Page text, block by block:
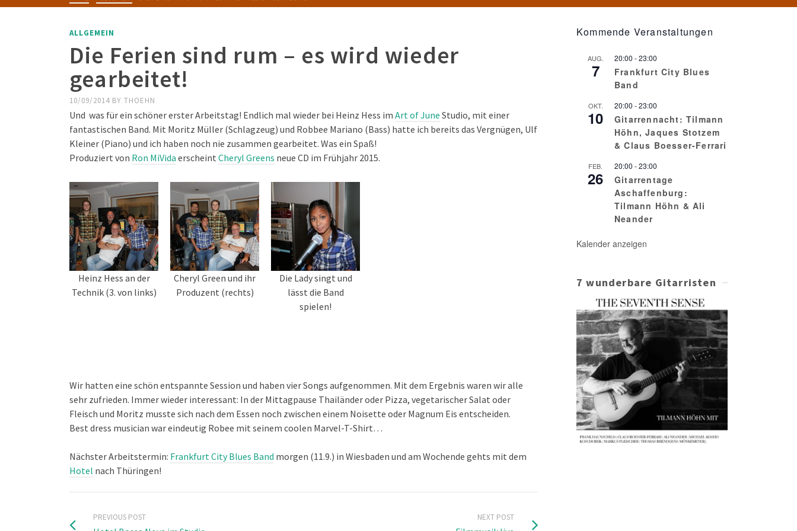
ALLGEMEIN
Die Ferien sind rum – es wird wieder
gearbeitet!
10/09/2014 BY THOEHN
Und was für ein schöner erster Arbeitstag! Endlich mal wieder bei Heinz Hess im Art of June Studio, mit einer
fantastischen Band. Mit Moritz Müller (Schlagzeug) und Robbee Mariano (Bass) hatte ich bereits das Vergnügen, Ulf
Kleiner (Piano) und ich haben noch nie zusammen gearbeitet. Was ein Spaß!
Produziert von Ron MiVida erscheint Cheryl Greens neue CD im Frühjahr 2015.
Heinz Hess an der
Technik (3. von links)
Cheryl Green und ihr
Produzent (rechts)
Die Lady singt und
lässt die Band
spielen!
Wir hatten eine schön entspannte Session und haben vier Songs aufgenommen. Mit dem Ergebnis waren wir alle
sehr zufrieden. Immer wieder interessant: In der Mittagpause Thailänder oder Pizza, vegetarischer Salat oder
Fleisch und Moritz musste sich nach dem Essen noch zwischen einem Noisette oder Magnum Eis entscheiden.
Best dress musician war eindeutig Robee mit seinem coolen Marvel-T-Shirt…
Nächster Arbeitstermin: Frankfurt City Blues Band morgen (11.9.) in Wiesbaden und am Wochende gehts mit dem
Hotel nach Thüringen!
PREVIOUS POST NEXT POST
Kommende Veranstaltungen
AUG.
7
20:00 -23:00
Frankfurt City Blues
Band
OKT.
10
20:00 -23:00
Gitarrennacht: Tilmann
Höhn, Jaques Stotzem
& Claus Boesser-Ferrari
FEB.
26
20:00 -23:00
Gitarrentage
Aschaffenburg:
Tilmann Höhn & Ali
Neander
Kalender anzeigen
7 wunderbare Gitarristen